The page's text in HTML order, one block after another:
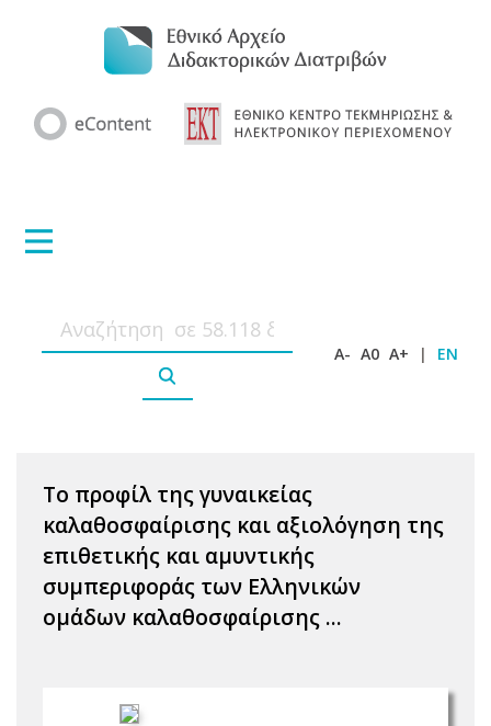
A- A0 A+ | EN
Το προφίλ της γυναικείας
καλαθοσφαίρισης και αξιολόγηση της
επιθετικής και αμυντικής
συμπεριφοράς των Ελληνικών
ομάδων καλαθοσφαίρισης ...